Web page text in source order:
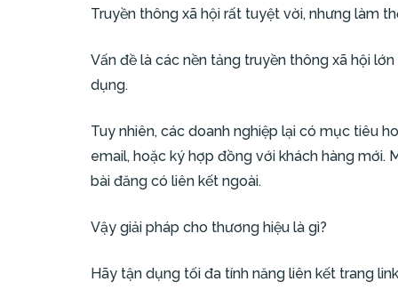
Truyền thông xã hội rất tuyệt vời, nhưng làm
Vấn đề là các nền tảng truyền thông xã hội
dụng.
Tuy nhiên, các doanh nghiệp lại có mục tiêu
email, hoặc ký hợp đồng với khách hàng mới.
bài đăng có liên kết ngoài.
Vậy giải pháp cho thương hiệu là gì?
Hãy tận dụng tối đa tính năng liên kết trang